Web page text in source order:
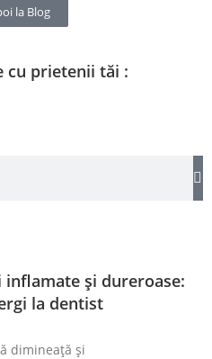
la Blog
cu prietenii tăi :
și dureroase:
la dentist
dimineață și